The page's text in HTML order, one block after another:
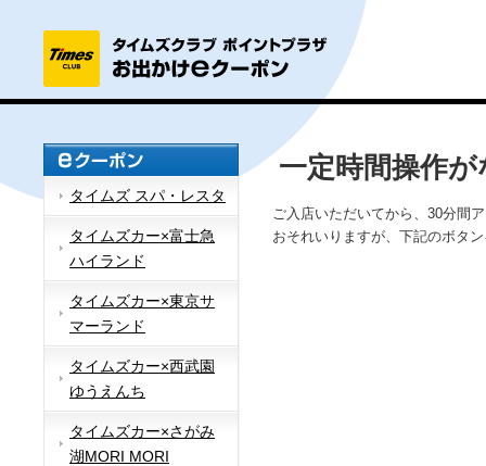
タイムズ スパ・レスタ
タイムズカー×富士急
ハイランド
タイムズカー×東京サ
マーランド
タイムズカー×西武園
ゆうえんち
タイムズカー×さがみ
湖MORI MORI
一定時間操作
ご入店いただいてから、30分間
おそれいりますが、下記のボタ